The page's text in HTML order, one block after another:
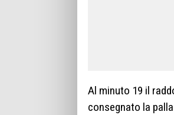
Al minuto 19 il
consegnato la